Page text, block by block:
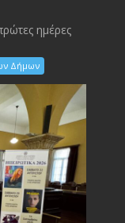
ημέρες
Δήμων